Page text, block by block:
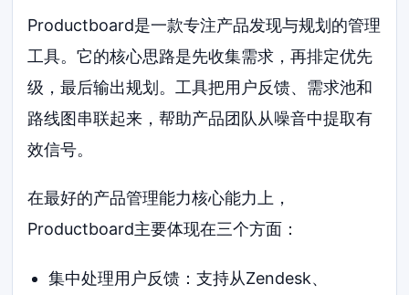
Productboard是一款专注产品发现与规划的管理
工具。它的核心思路是先收集需求，再排定优先
级，最后输出规划。工具把用户反馈、需求池和
路线图串联起来，帮助产品团队从噪音中提取有
效信号。
在最好的产品管理能力核心能力上，
Productboard主要体现在三个方面：
集中处理用户反馈：支持从Zendesk、